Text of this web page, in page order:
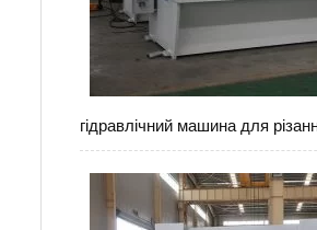
гідравлічний машина для